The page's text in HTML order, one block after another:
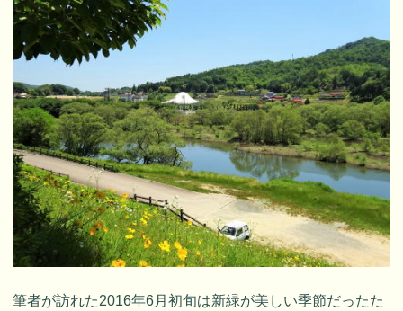
筆者が訪れた2016年6月初旬は新緑が美しい季節だったた